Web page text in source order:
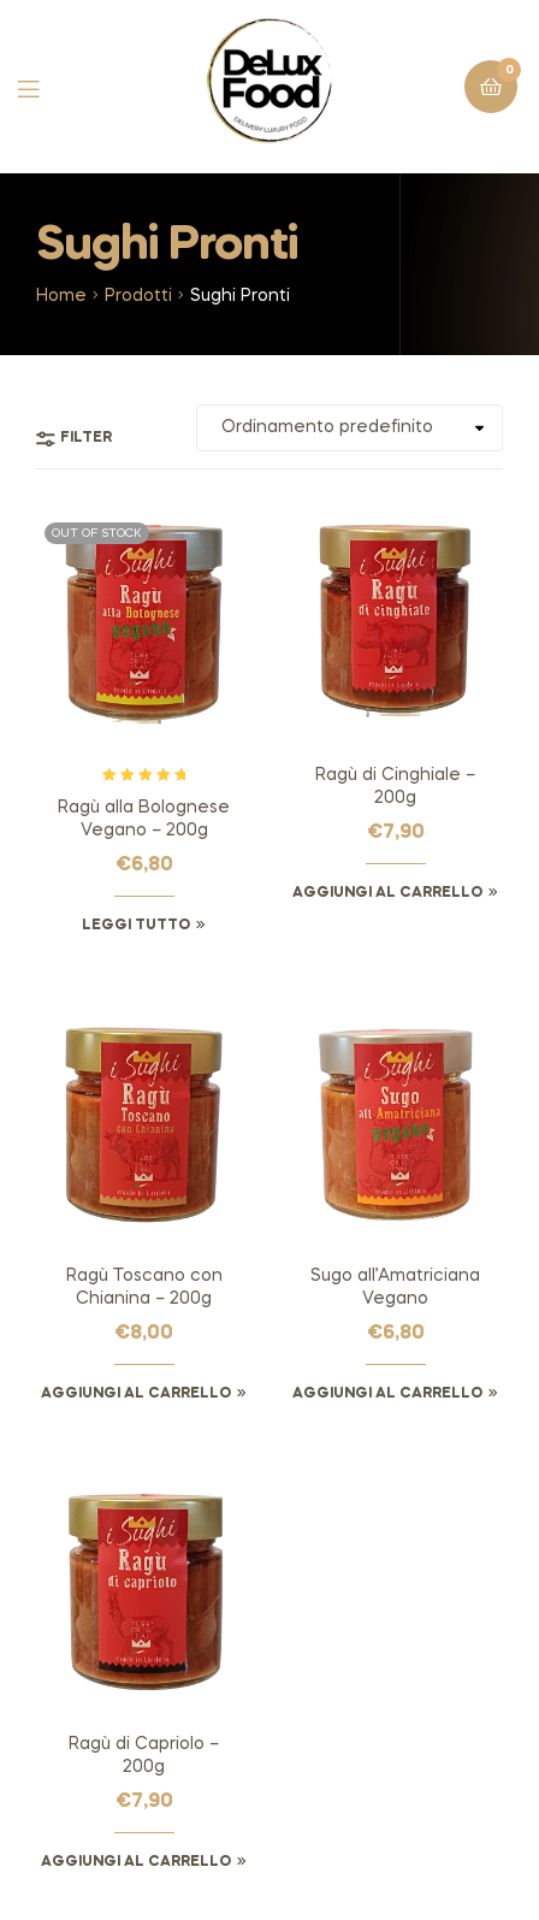
0
Sughi Pronti
Home Prodotti Sughi Pronti
FILTER
OUT OF STOCK
su 5
Ragù alla Bolognese
Vegano – 200g
€6,80
LEGGI TUTTO
Ragù di Cinghiale –
200g
€7,90
AGGIUNGI AL CARRELLO
Ragù Toscano con
Chianina – 200g
€8,00
AGGIUNGI AL CARRELLO
Sugo all’Amatriciana
Vegano
€6,80
AGGIUNGI AL CARRELLO
Ragù di Capriolo –
200g
€7,90
AGGIUNGI AL CARRELLO